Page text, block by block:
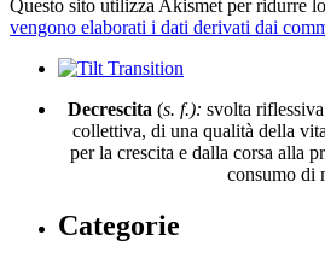
Questo sito utilizza Akismet per ridurre
vengono elaborati i dati derivati dai
Decrescita (s. f.): svolta
collettiva, di una qualità della
per la crescita e dalla corsa alla
consumo di
Categorie